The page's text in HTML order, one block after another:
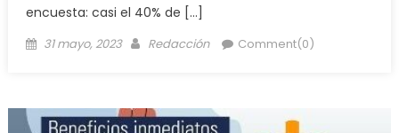
encuesta: casi el 40% de […]
31 mayo, 2023 Redacción Comment(0)